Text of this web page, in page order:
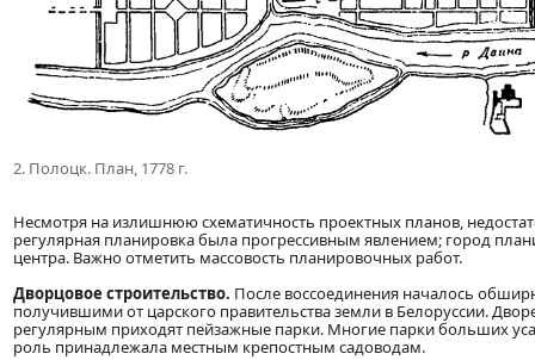
2. Полоцк. План, 1778 г.
Несмотря на излишнюю схематичность проектных планов,
регулярная планировка была прогрессивным явлением; город
центра. Важно отметить массовость планировочных работ.
Дворцовое строительство. После воссоединения началось
получившими от царского правительства земли в Белоруссии.
регулярным приходят пейзажные парки. Многие парки больших
роль принадлежала местным крепостным садоводам.